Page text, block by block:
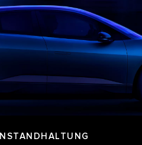
INSTANDHALTUNG